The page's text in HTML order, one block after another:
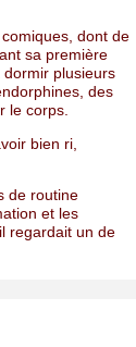
dont de
sa première
dormir plusieurs
des
le corps.
bien ri,
de routine
et les
regardait un de